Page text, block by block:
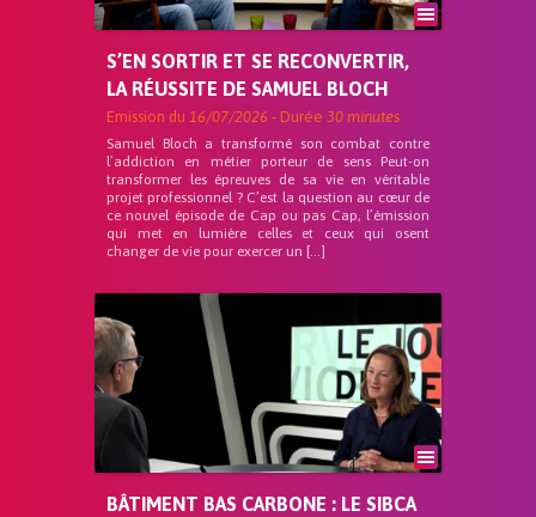
S’EN SORTIR ET SE RECONVERTIR,
LA RÉUSSITE DE SAMUEL BLOCH
Emission du 16/07/2026 - Durée 30 minutes
Samuel Bloch a transformé son combat contre
l’addiction en métier porteur de sens Peut-on
transformer les épreuves de sa vie en véritable
projet professionnel ? C’est la question au cœur de
ce nouvel épisode de Cap ou pas Cap, l’émission
qui met en lumière celles et ceux qui osent
changer de vie pour exercer un […]
BÂTIMENT BAS CARBONE : LE SIBCA